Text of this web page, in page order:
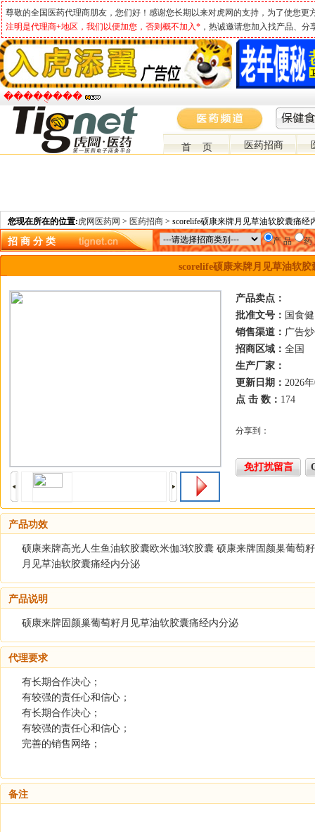
尊敬的全国医药代理商朋友，您们好！感谢您长期以来对虎网的支持，为了使您更
注明是代理商+地区，我们以便加您，否则概不加入* ，热诚邀请您加入找产品、
�����ֻ���
首 页 医药招商
您现在所在的位置:虎网医药网 > 医药招商 > scorelife硕康来牌月见草油软胶囊痛经
招 商 分 类 产 品 药
scorelife硕康来牌月见草油软胶
产品卖点：
批准文号： 国食
销售渠道： 广告
招商区域： 全国
生产厂家：
更新日期： 2026
点 击 数： 174
分享到：
免打扰留言
产品功效
硕康来牌高光人生鱼油软胶囊欧米伽3软胶囊 硕康来牌固颜巢葡萄
月见草油软胶囊痛经内分泌
产品说明
硕康来牌固颜巢葡萄籽月见草油软胶囊痛经内分泌
代理要求
有长期合作决心；
有较强的责任心和信心；
有长期合作决心；
有较强的责任心和信心；
完善的销售网络；
备注